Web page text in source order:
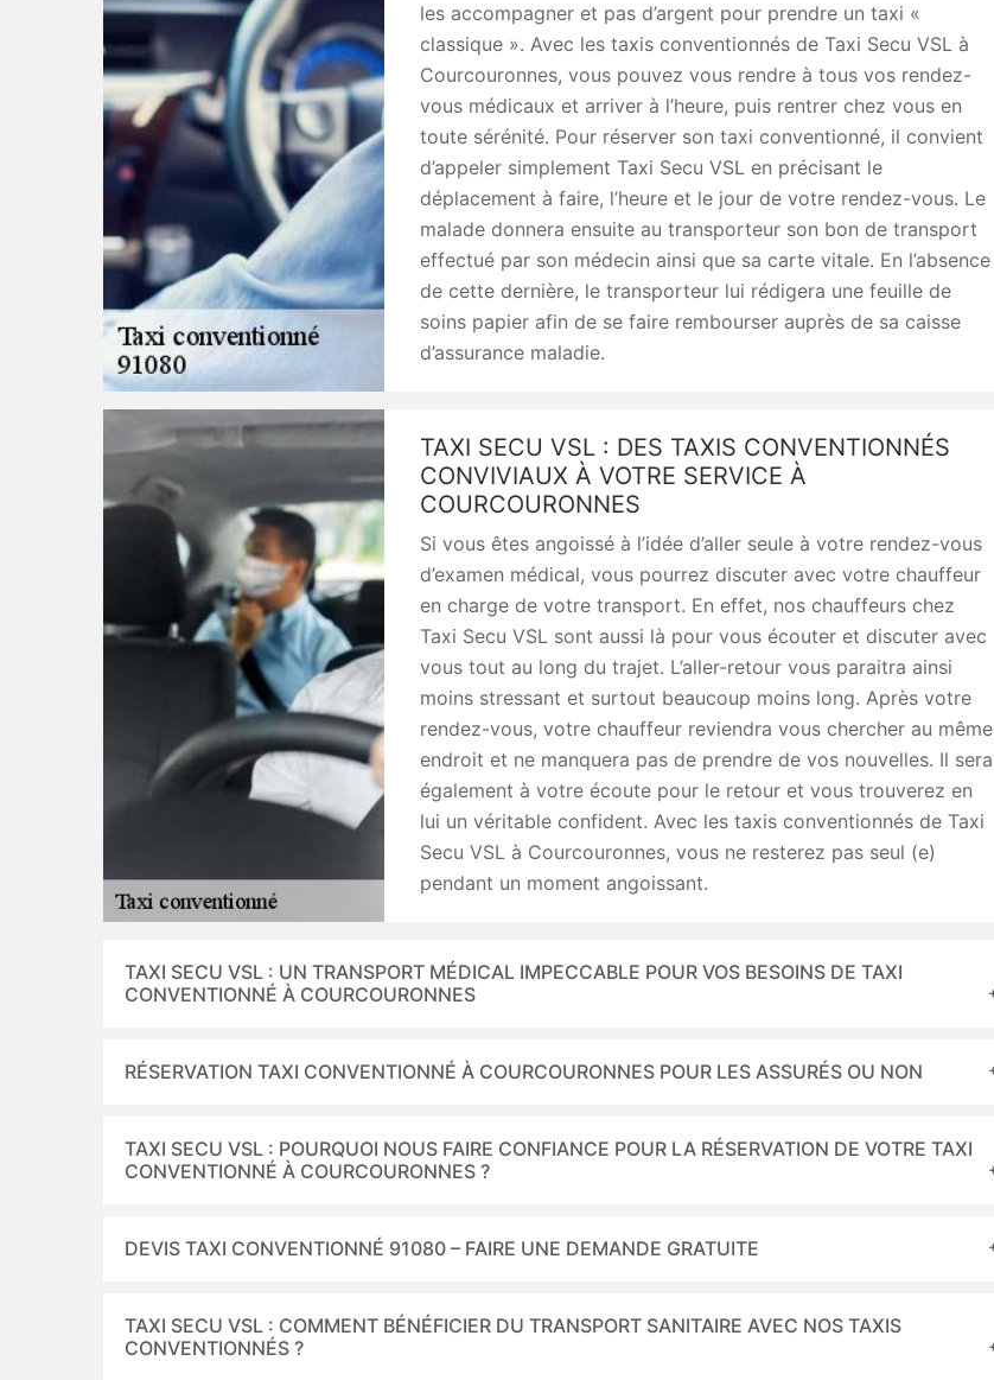
les accompagner et pas d’argent pour prendre un taxi «
classique ». Avec les taxis conventionnés de Taxi Secu VSL à
Courcouronnes, vous pouvez vous rendre à tous vos rendez-
vous médicaux et arriver à l’heure, puis rentrer chez vous en
toute sérénité. Pour réserver son taxi conventionné, il convient
d’appeler simplement Taxi Secu VSL en précisant le
déplacement à faire, l’heure et le jour de votre rendez-vous. Le
malade donnera ensuite au transporteur son bon de transport
effectué par son médecin ainsi que sa carte vitale. En l’absence
de cette dernière, le transporteur lui rédigera une feuille de
soins papier afin de se faire rembourser auprès de sa caisse
d’assurance maladie.
TAXI SECU VSL : DES TAXIS CONVENTIONNÉS
CONVIVIAUX À VOTRE SERVICE À
COURCOURONNES
Si vous êtes angoissé à l’idée d’aller seule à votre rendez-vous
d’examen médical, vous pourrez discuter avec votre chauffeur
en charge de votre transport. En effet, nos chauffeurs chez
Taxi Secu VSL sont aussi là pour vous écouter et discuter avec
vous tout au long du trajet. L’aller-retour vous paraitra ainsi
moins stressant et surtout beaucoup moins long. Après votre
rendez-vous, votre chauffeur reviendra vous chercher au même
endroit et ne manquera pas de prendre de vos nouvelles. Il sera
également à votre écoute pour le retour et vous trouverez en
lui un véritable confident. Avec les taxis conventionnés de Taxi
Secu VSL à Courcouronnes, vous ne resterez pas seul (e)
pendant un moment angoissant.
TAXI SECU VSL : UN TRANSPORT MÉDICAL IMPECCABLE POUR VOS BESOINS DE TAXI
CONVENTIONNÉ À COURCOURONNES
RÉSERVATION TAXI CONVENTIONNÉ À COURCOURONNES POUR LES ASSURÉS OU NON
TAXI SECU VSL : POURQUOI NOUS FAIRE CONFIANCE POUR LA RÉSERVATION DE VOTRE TAXI
CONVENTIONNÉ À COURCOURONNES ?
DEVIS TAXI CONVENTIONNÉ 91080 – FAIRE UNE DEMANDE GRATUITE
TAXI SECU VSL : COMMENT BÉNÉFICIER DU TRANSPORT SANITAIRE AVEC NOS TAXIS
CONVENTIONNÉS ?